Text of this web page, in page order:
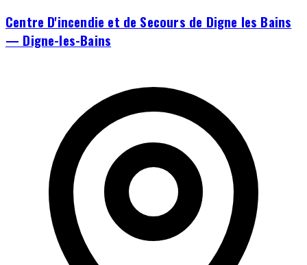
Centre D'incendie et de Secours de Digne les Bains
— Digne-les-Bains